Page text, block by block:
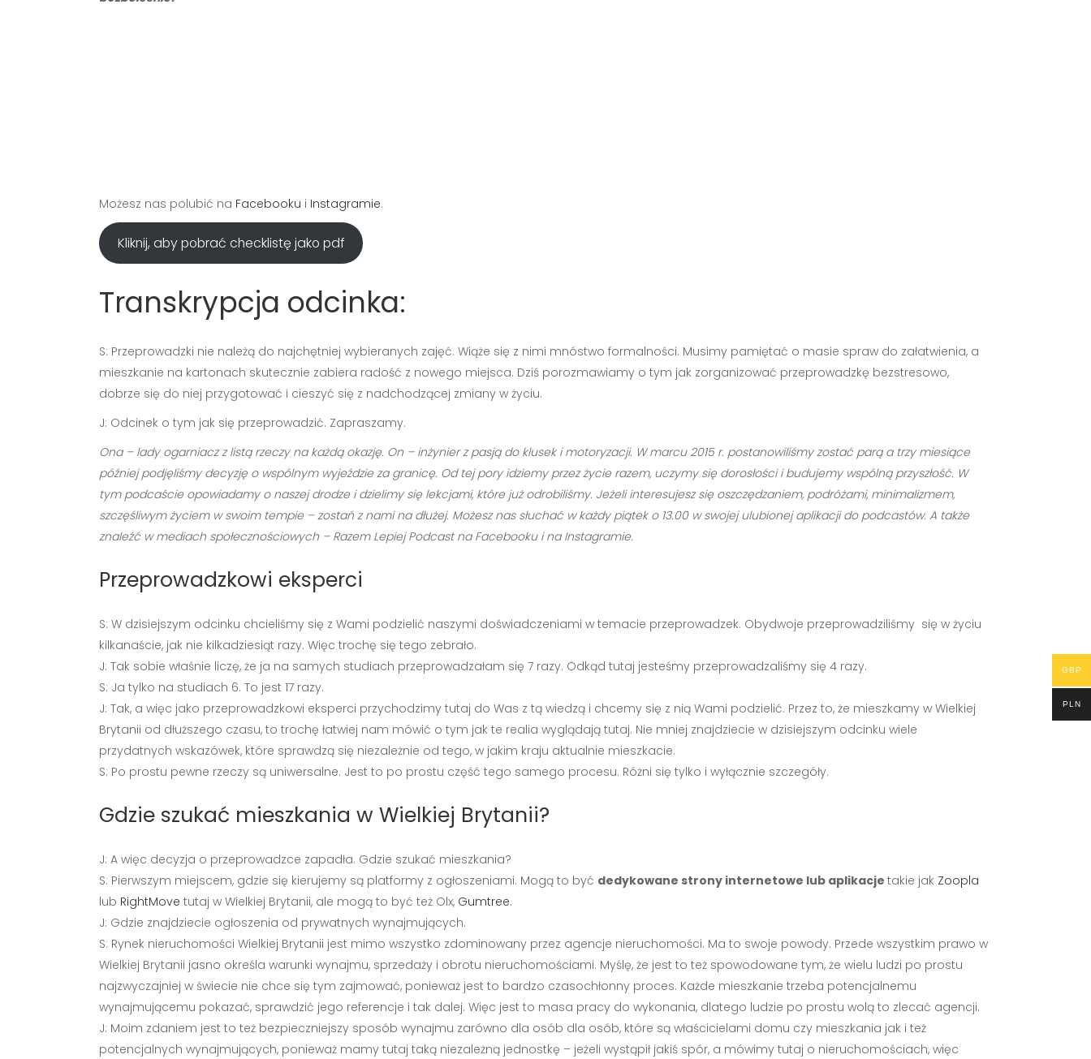
Możesz nas polubić na Facebooku i Instagramie.
Kliknij, aby pobrać checklistę jako pdf
Transkrypcja odcinka:
S: Przeprowadzki nie należą do najchętniej wybieranych zajęć. Wiąże się z nimi mnóstwo formalności. Musimy pamiętać o masie spraw do załatwienia, a
mieszkanie na kartonach skutecznie zabiera radość z nowego miejsca. Dziś porozmawiamy o tym jak zorganizować przeprowadzkę bezstresowo,
dobrze się do niej przygotować i cieszyć się z nadchodzącej zmiany w życiu.
J: Odcinek o tym jak się przeprowadzić. Zapraszamy.
Ona – lady ogarniacz z listą rzeczy na każdą okazję. On – inżynier z pasją do klusek i motoryzacji. W marcu 2015 r. postanowiliśmy zostać parą a trzy miesiące
później podjęliśmy decyzję o wspólnym wyjeździe za granicę. Od tej pory idziemy przez życie razem, uczymy się dorosłości i budujemy wspólną przyszłość. W
tym podcaście opowiadamy o naszej drodze i dzielimy się lekcjami, które już odrobiliśmy. Jeżeli interesujesz się oszczędzaniem, podróżami, minimalizmem,
szczęśliwym życiem w swoim tempie – zostań z nami na dłużej. Możesz nas słuchać w każdy piątek o 13.00 w swojej ulubionej aplikacji do podcastów. A także
znaleźć w mediach społecznościowych – Razem Lepiej Podcast na Facebooku i na Instagramie.
Przeprowadzkowi eksperci
S: W dzisiejszym odcinku chcieliśmy się z Wami podzielić naszymi doświadczeniami w temacie przeprowadzek. Obydwoje przeprowadziliśmy się w życiu
kilkanaście, jak nie kilkadziesiąt razy. Więc trochę się tego zebrało.
J: Tak sobie właśnie liczę, że ja na samych studiach przeprowadzałam się 7 razy. Odkąd tutaj jesteśmy przeprowadzaliśmy się 4 razy.
S: Ja tylko na studiach 6. To jest 17 razy.
J: Tak, a więc jako przeprowadzkowi eksperci przychodzimy tutaj do Was z tą wiedzą i chcemy się z nią Wami podzielić. Przez to, że mieszkamy w Wielkiej
Brytanii od dłuższego czasu, to trochę łatwiej nam mówić o tym jak te realia wyglądają tutaj. Nie mniej znajdziecie w dzisiejszym odcinku wiele
przydatnych wskazówek, które sprawdzą się niezależnie od tego, w jakim kraju aktualnie mieszkacie.
S: Po prostu pewne rzeczy są uniwersalne. Jest to po prostu część tego samego procesu. Różni się tylko i wyłącznie szczegóły.
Gdzie szukać mieszkania w Wielkiej Brytanii?
J: A więc decyzja o przeprowadzce zapadła. Gdzie szukać mieszkania?
S: Pierwszym miejscem, gdzie się kierujemy są platformy z ogłoszeniami. Mogą to być dedykowane strony internetowe lub aplikacje takie jak Zoopla
lub RightMove tutaj w Wielkiej Brytanii, ale mogą to być też Olx, Gumtree.
J: Gdzie znajdziecie ogłoszenia od prywatnych wynajmujących.
S: Rynek nieruchomości Wielkiej Brytanii jest mimo wszystko zdominowany przez agencje nieruchomości. Ma to swoje powody. Przede wszystkim prawo w
Wielkiej Brytanii jasno określa warunki wynajmu, sprzedaży i obrotu nieruchomościami. Myślę, że jest to też spowodowane tym, że wielu ludzi po prostu
najzwyczajniej w świecie nie chce się tym zajmować, ponieważ jest to bardzo czasochłonny proces. Każde mieszkanie trzeba potencjalnemu
wynajmującemu pokazać, sprawdzić jego referencje i tak dalej. Więc jest to masa pracy do wykonania, dlatego ludzie po prostu wolą to zlecać agencji.
J: Moim zdaniem jest to też bezpieczniejszy sposób wynajmu zarówno dla osób dla osób, które są właścicielami domu czy mieszkania jak i też
potencjalnych wynajmujących, ponieważ mamy tutaj taką niezależną jednostkę – jeżeli wystąpił jakiś spór, a mówimy tutaj o nieruchomościach, więc
GBP
PLN